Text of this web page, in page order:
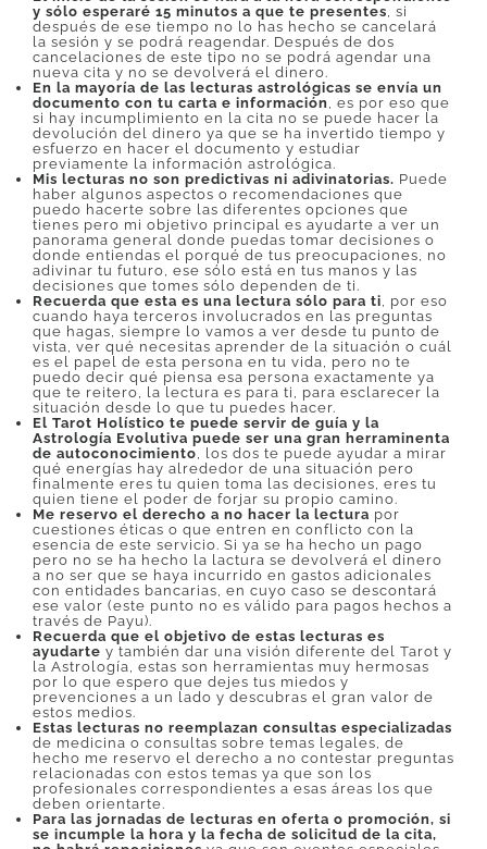
y sólo esperaré 15 minutos a que te presentes , si
después de ese tiempo no lo has hecho se cancelará
la sesión y se podrá reagendar. Después de dos
cancelaciones de este tipo no se podrá agendar una
nueva cita y no se devolverá el dinero.
En la mayoría de las lecturas astrológicas se envía un
documento con tu carta e información , es por eso que
si hay incumplimiento en la cita no se puede hacer la
devolución del dinero ya que se ha invertido tiempo y
esfuerzo en hacer el documento y estudiar
previamente la información astrológica.
Mis lecturas no son predictivas ni adivinatorias. Puede
haber algunos aspectos o recomendaciones que
puedo hacerte sobre las diferentes opciones que
tienes pero mi objetivo principal es ayudarte a ver un
panorama general donde puedas tomar decisiones o
donde entiendas el porqué de tus preocupaciones, no
adivinar tu futuro, ese sólo está en tus manos y las
decisiones que tomes sólo dependen de ti.
Recuerda que esta es una lectura sólo para ti , por eso
cuando haya terceros involucrados en las preguntas
que hagas, siempre lo vamos a ver desde tu punto de
vista, ver qué necesitas aprender de la situación o cuál
es el papel de esta persona en tu vida, pero no te
puedo decir qué piensa esa persona exactamente ya
que te reitero, la lectura es para ti, para esclarecer la
situación desde lo que tu puedes hacer.
El Tarot Holístico te puede servir de guía y la
Astrología Evolutiva puede ser una gran herraminenta
de autoconocimiento , los dos te puede ayudar a mirar
qué energías hay alrededor de una situación pero
finalmente eres tu quien toma las decisiones, eres tu
quien tiene el poder de forjar su propio camino.
Me reservo el derecho a no hacer la lectura por
cuestiones éticas o que entren en conflicto con la
esencia de este servicio. Si ya se ha hecho un pago
pero no se ha hecho la lactura se devolverá el dinero
a no ser que se haya incurrido en gastos adicionales
con entidades bancarias, en cuyo caso se descontará
ese valor (este punto no es válido para pagos hechos a
través de Payu).
Recuerda que el objetivo de estas lecturas es
ayudarte y también dar una visión diferente del Tarot y
la Astrología, estas son herramientas muy hermosas
por lo que espero que dejes tus miedos y
prevenciones a un lado y descubras el gran valor de
estos medios.
Estas lecturas no reemplazan consultas especializadas
de medicina o consultas sobre temas legales, de
hecho me reservo el derecho a no contestar preguntas
relacionadas con estos temas ya que son los
profesionales correspondientes a esas áreas los que
deben orientarte.
Para las jornadas de lecturas en oferta o promoción, si
se incumple la hora y la fecha de solicitud de la cita,